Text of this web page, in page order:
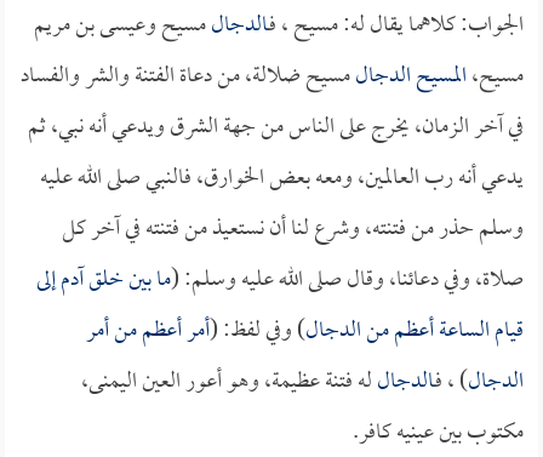
الجواب: كلاهما يقال له: مسيح ، فـالدجالمسيح وعيسى بن مريم
مسيح،المسيح الدجالمسيح ضلالة، من دعاة الفتنة والشر والفساد
في آخر الزمان، يخرج على الناس من جهة الشرق ويدعي أنه نبي، ثم
يدعي أنه رب العالمين، ومعه بعض الخوارق، فالنبي صلى الله عليه
وسلم حذر من فتنته، وشرع لنا أن نستعيذ من فتنته في آخر كل
صلاة، وفي دعائنا، وقال صلى الله عليه وسلم: (ما بين خلق آدم إلى
قيام الساعة أعظم منالدجال) وفي لفظ: (أمر أعظم من أمر
الدجال) ، فـالدجالله فتنة عظيمة، وهو أعور العين اليمنى،
مكتوب بين عينيه كافر.